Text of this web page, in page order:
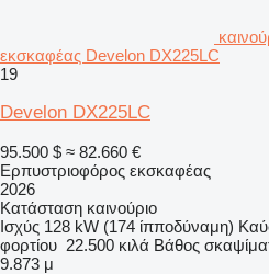
εκσκαφέας Develon DX225LC
19
Develon DX225LC
95.500 $ ≈ 82.660 €
Ερπυστριοφόρος εκσκαφέας
2026
Κατάσταση καινούριο
Ισχύς 128 kW (174 ίπποδύναμη)
φορτίου 22.500 κιλά Βάθος
9.873 μ